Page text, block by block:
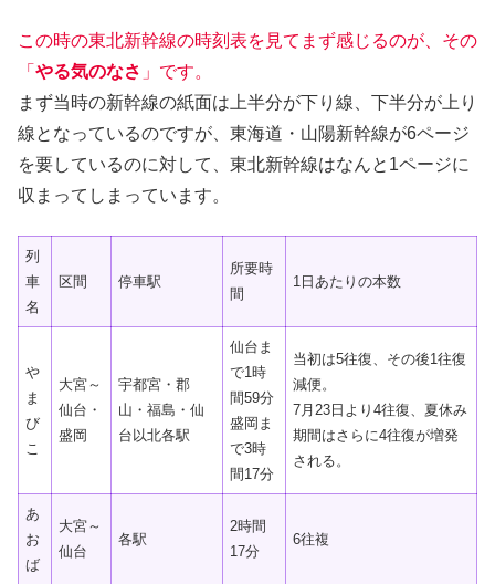
この時の東北新幹線の時刻表を見てまず感じるのが、その
「 やる気のなさ 」です。
まず当時の新幹線の紙面は上半分が下り線、下半分が上り
線となっているのですが、東海道・山陽新幹線が6ページ
を要しているのに対して、東北新幹線はなんと1ページに
収まってしまっています。
列
車
名
区間 停車駅
所要時
間
1日あたりの本数
や
ま
び
こ
大宮～
仙台・
盛岡
宇都宮・郡
山・福島・仙
台以北各駅
仙台ま
で1時
間59分
盛岡ま
で3時
間17分
当初は5往復、その後1往復
減便。
7月23日より4往復、夏休み
期間はさらに4往復が増発
される。
あ
お
ば
大宮～
仙台
各駅
2時間
17分
6往複